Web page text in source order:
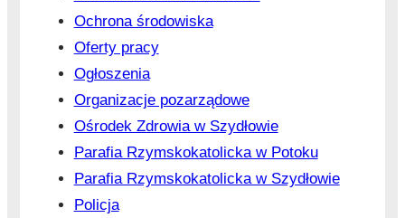
Ochrona środowiska
Oferty pracy
Ogłoszenia
Organizacje pozarządowe
Ośrodek Zdrowia w Szydłowie
Parafia Rzymskokatolicka w Potoku
Parafia Rzymskokatolicka w Szydłowie
Policja